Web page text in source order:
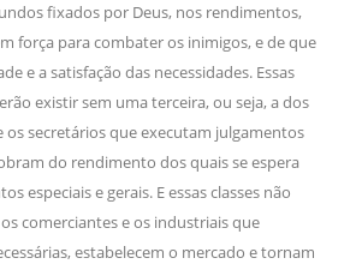
fixados por Deus, nos rendimentos,
força para combater os inimigos, e de que
e a satisfação das necessidades. Essas
existir sem uma terceira, ou seja, a dos
os secretários que executam julgamentos
do rendimento dos quais se espera
especiais e gerais. E essas classes não
comerciantes e os industriais que
estabelecem o mercado e tornam